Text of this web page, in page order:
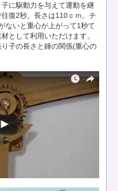
に駆動力を与えて運動を継
復2秒。長さは110ｃｍ。チ
ないと重心が上がって1秒て
として利用いただけます。
子の長さと錘の関係(重心の